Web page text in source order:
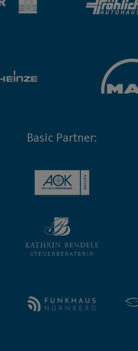
Basic Partner: